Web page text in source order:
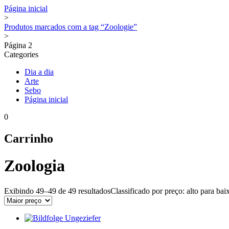
Página inicial
>
Produtos marcados com a tag “Zoologie”
>
Página 2
Categories
Dia a dia
Arte
Sebo
Página inicial
0
Carrinho
Zoologia
Exibindo 49–49 de 49 resultadosClassificado por preço: alto para